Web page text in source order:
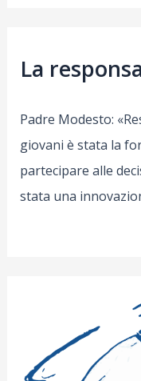
La
Padre Modesto:
giovani è stata la
partecipare alle
stata una